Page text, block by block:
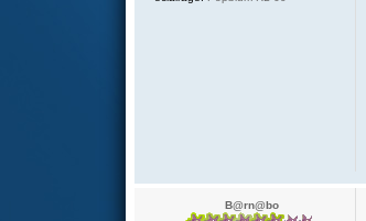
B@rn@bo